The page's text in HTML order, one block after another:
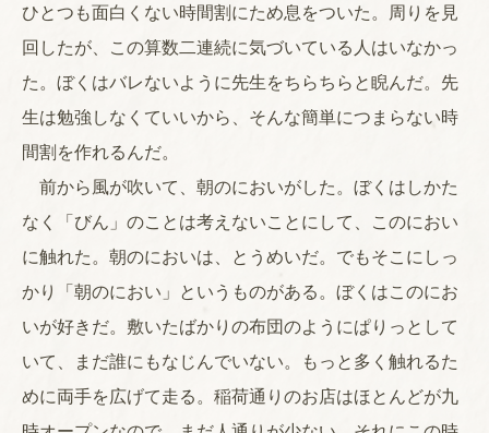
ひとつも面白くない時間割にため息をついた。周りを見
回したが、この算数二連続に気づいている人はいなかっ
た。ぼくはバレないように先生をちらちらと睨んだ。先
生は勉強しなくていいから、そんな簡単につまらない時
間割を作れるんだ。
前から風が吹いて、朝のにおいがした。ぼくはしかた
なく「びん」のことは考えないことにして、このにおい
に触れた。朝のにおいは、とうめいだ。でもそこにしっ
かり「朝のにおい」というものがある。ぼくはこのにお
いが好きだ。敷いたばかりの布団のようにぱりっとして
いて、まだ誰にもなじんでいない。もっと多く触れるた
めに両手を広げて走る。稲荷通りのお店はほとんどが九